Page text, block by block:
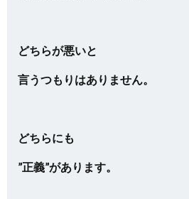
どちらが悪いと
言うつもりはありません。
どちらにも
”正義”があります。